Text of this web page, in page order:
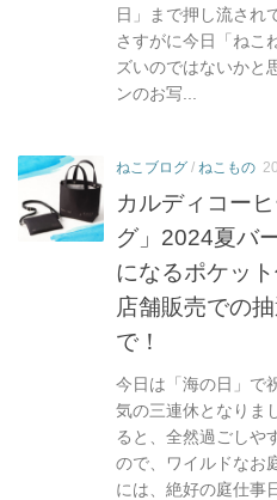
日」まで押し流され
さすがに今日「ねこ
ズいのではないかと
ンのお写...
ねこブログ / ねこもの
カルディコー
グ」2024夏バ
になるポケッ
店舗販売での
で！
今日は「海の日」で
気の三連休となりま
ると、全然過ごしや
ので、ワイルドなお
には、絶好の庭仕事